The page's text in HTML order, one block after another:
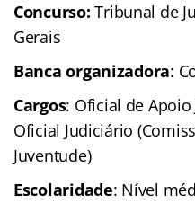
Concurso:Tribunal de
Gerais
Banca organizadora:
Cargos: Oficial de Apoio
Oficial Judiciário
Juventude)
Escolaridade: Nível